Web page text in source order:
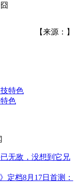
【来源：】
色
无敌，没想到它兄
定档8月17日首测：